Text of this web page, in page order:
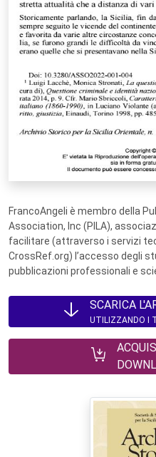
FrancoAngeli è membro della
Association, Inc (PILA),
facilitare (attraverso i servizi
CrossRef.org) l’accesso degli
pubblicazioni professionali e
SCARICA
UTILIZZANDO I